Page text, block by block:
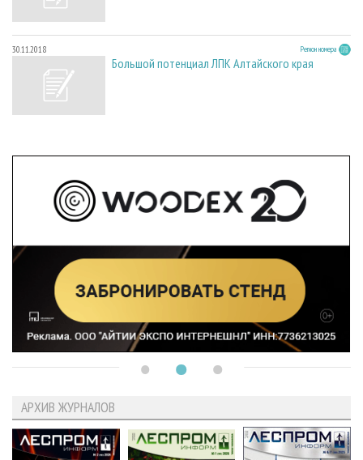
30.11.2018 Регион номера
Большой потенциал ЛПК Алтайского края
АРХИВ ЖУРНАЛОВ